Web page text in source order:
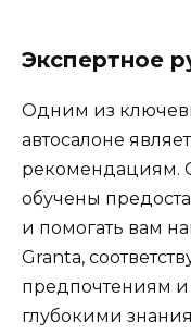
Экспертное
Одним из
автосалоне
рекомендациям.
обучены
и помогать вам
Granta,
предпочтениям
глубокими